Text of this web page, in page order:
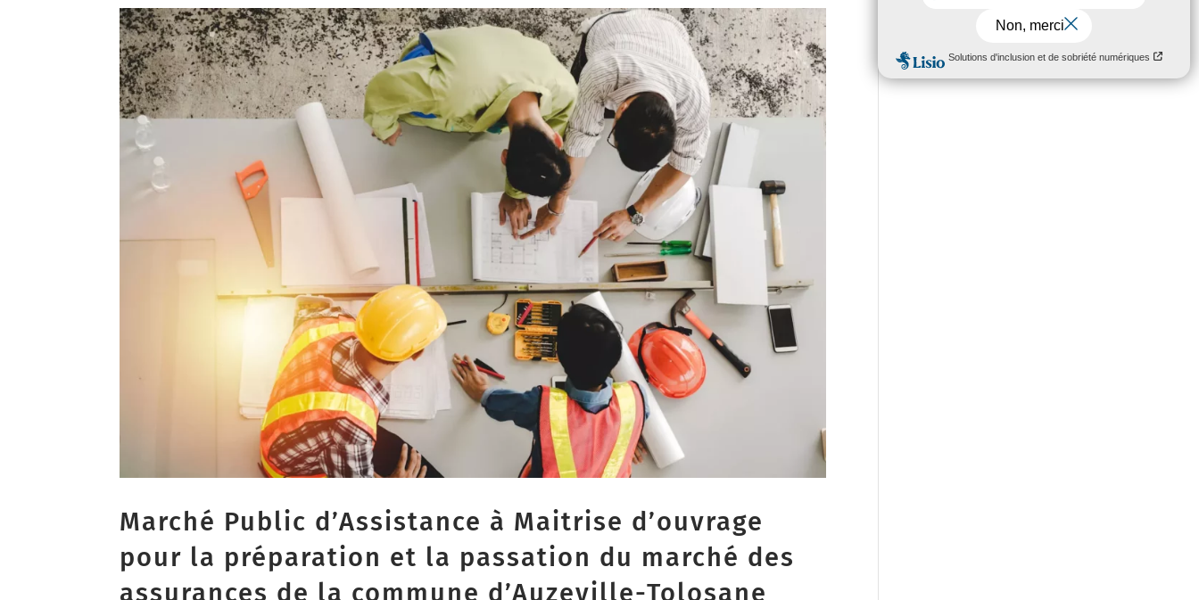
Marché Public d’Assistance à Maitrise d’ouvrage
pour la préparation et la passation du marché des
assurances de la commune d’Auzeville-Tolosane